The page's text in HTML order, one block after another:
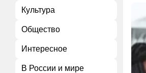
Культура
Общество
Интересное
В России и мире